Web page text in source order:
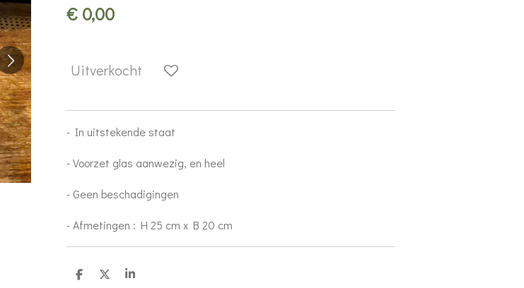
€ 0,00
Uitverkocht
- In uitstekende staat
- Voorzet glas aanwezig, en heel
- Geen beschadigingen
- Afmetingen : H 25 cm x B 20 cm
D
D
S